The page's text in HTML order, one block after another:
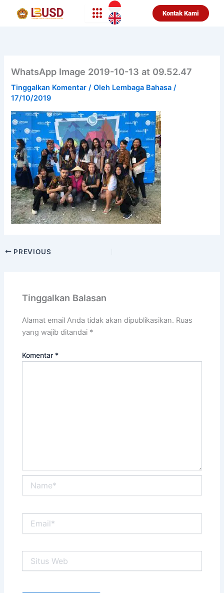
Kontak Kami
WhatsApp Image 2019-10-13 at 09.52.47
Tinggalkan Komentar / Oleh Lembaga Bahasa/
17/10/2019
PREVIOUS
Tinggalkan Balasan
Alamat email Anda tidak akan dipublikasikan. Ruas
yang wajib ditandai *
Komentar *
Web